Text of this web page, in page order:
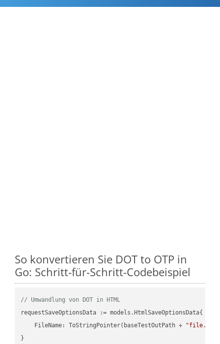
So konvertieren Sie DOT to OTP in
Go: Schritt-für-Schritt-Codebeispiel
// Umwandlung von DOT in HTML
requestSaveOptionsData := models.HtmlSaveOptionsData{
    FileName: ToStringPointer(baseTestOutPath +
"file.DOT"
}